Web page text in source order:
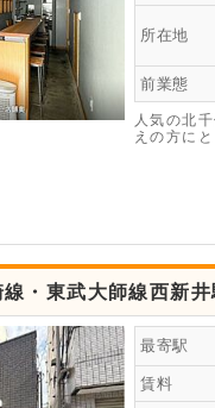
所在地
前業態
人気の北
えの方に
・東武大師線西新
最寄駅
賃料